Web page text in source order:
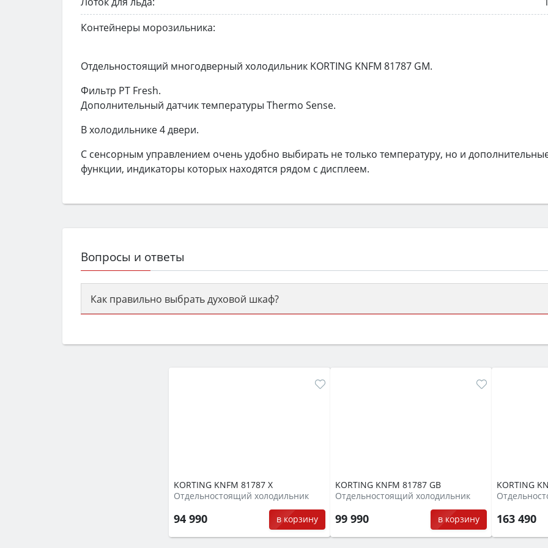
Контейнеры морозильника:
Отдельностоящий многодверный холодильник KORTING KNFM 81787 GM.
Фильтр PT Fresh.
Дополнительный датчик температуры Thermo Sense.
В холодильнике 4 двери.
С сенсорным управлением очень удобно выбирать не только температуру, но и
функции, индикаторы которых находятся рядом с дисплеем.
Вопросы и ответы
Как правильно выбрать духовой шкаф?
семьи, класс энергопотребления не ниже A и нужные функции (конвекция, гриль,
KORTING KNFM 81787 X
Отдельностоящий холодильник
94 990 в корзину
KORTING KNFM 81787 GB
Отдельностоящий холодильник
99 990 в корзину
KORTING
163 490